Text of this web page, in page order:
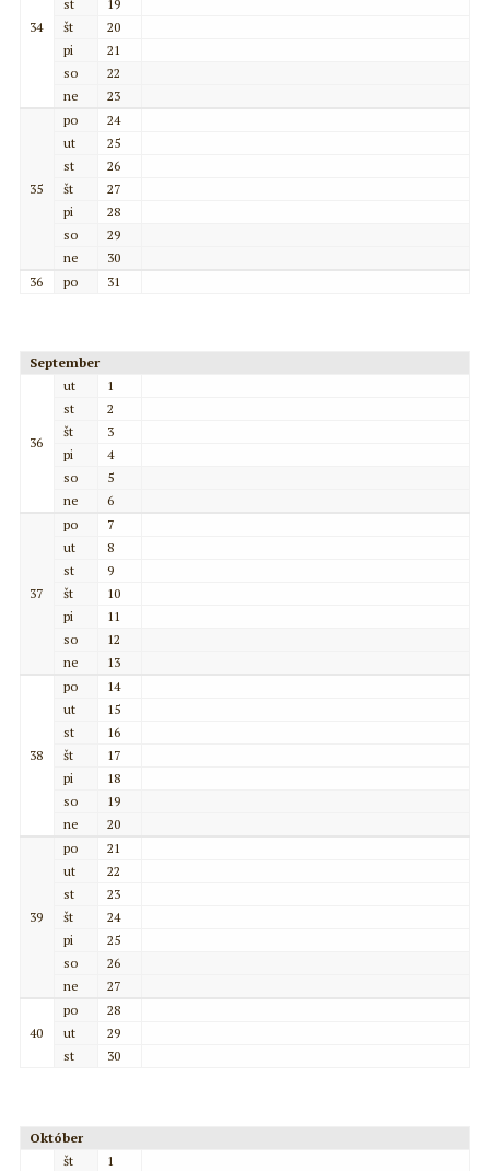
34
st
19
št
20
pi
21
so
22
ne
23
35
po
24
ut
25
st
26
št
27
pi
28
so
29
ne
30
36
po 31
September
36
ut
1
st
2
št
3
pi
4
so
5
ne
6
37
po
7
ut
8
st
9
št
10
pi
11
so
12
ne
13
38
po
14
ut
15
st
16
št
17
pi
18
so
19
ne
20
39
po
21
ut
22
st
23
št
24
pi
25
so
26
ne
27
40
po
28
ut
29
st
30
Október
št
1